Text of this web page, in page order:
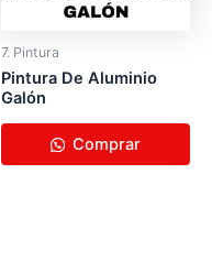
7. Pintura
Pintura De Aluminio
Galón
Comprar